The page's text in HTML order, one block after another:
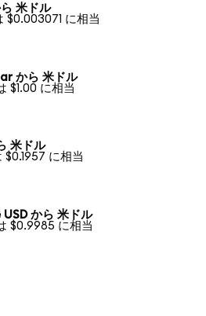
ら 米ドル
$0.003071 に相当
から 米ドル
$1.00 に相当
米ドル
$0.1957 に相当
から 米ドル
$0.9985 に相当